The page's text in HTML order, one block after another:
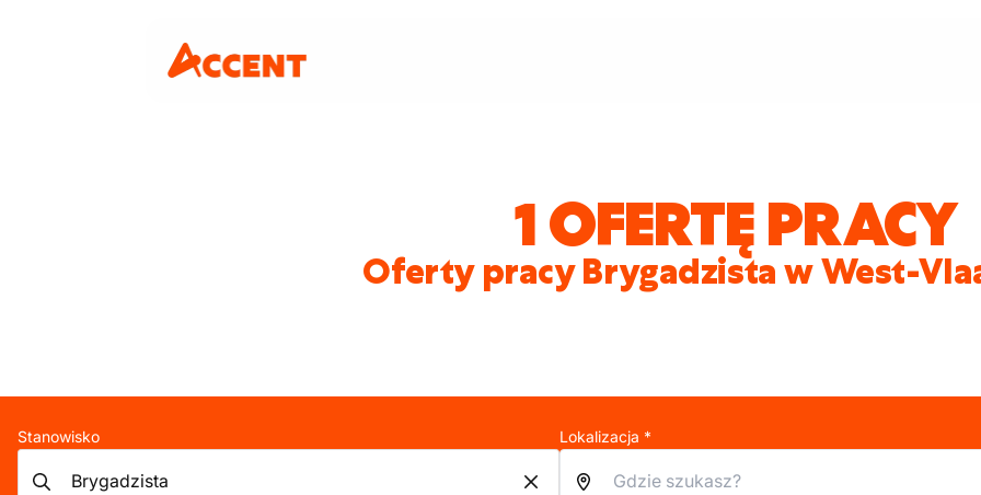
1 OFERTĘ PRACY
Oferty pracy Brygadzista w West-
Stanowisko Lokalizacja *